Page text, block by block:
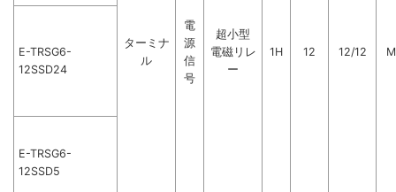
ターミナ
ル
電
源
信
号
超小型
電磁リレ
ー
1H 12 12/12
E-TRSG6-
12SSD24
E-TRSG6-
12SSD5